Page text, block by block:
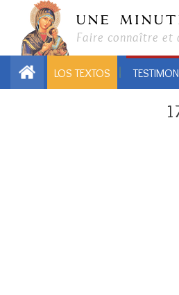
UNE
Faire connaître et
LOS TEXTOS